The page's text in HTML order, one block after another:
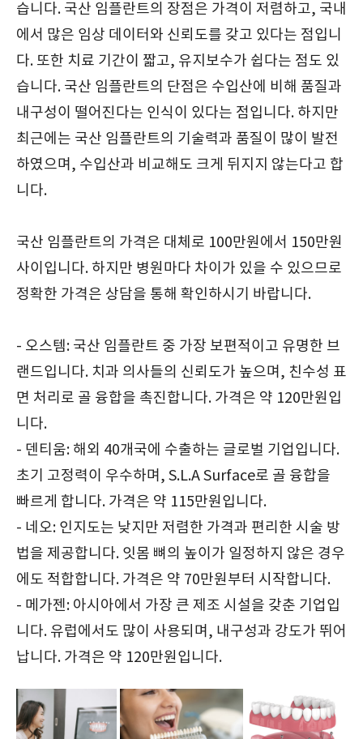
습니다. 국산 임플란트의 장점은 가격이 저렴하고, 국내
에서 많은 임상 데이터와 신뢰도를 갖고 있다는 점입니
다. 또한 치료 기간이 짧고, 유지보수가 쉽다는 점도 있
습니다. 국산 임플란트의 단점은 수입산에 비해 품질과
내구성이 떨어진다는 인식이 있다는 점입니다. 하지만
최근에는 국산 임플란트의 기술력과 품질이 많이 발전
하였으며, 수입산과 비교해도 크게 뒤지지 않는다고 합
니다.
국산 임플란트의 가격은 대체로 100만원에서 150만원
사이입니다. 하지만 병원마다 차이가 있을 수 있으므로
정확한 가격은 상담을 통해 확인하시기 바랍니다.
- 오스템: 국산 임플란트 중 가장 보편적이고 유명한 브
랜드입니다. 치과 의사들의 신뢰도가 높으며, 친수성 표
면 처리로 골 융합을 촉진합니다. 가격은 약 120만원입
니다.
- 덴티움: 해외 40개국에 수출하는 글로벌 기업입니다.
초기 고정력이 우수하며, S.L.A Surface로 골 융합을
빠르게 합니다. 가격은 약 115만원입니다.
- 네오: 인지도는 낮지만 저렴한 가격과 편리한 시술 방
법을 제공합니다. 잇몸 뼈의 높이가 일정하지 않은 경우
에도 적합합니다. 가격은 약 70만원부터 시작합니다.
- 메가젠: 아시아에서 가장 큰 제조 시설을 갖춘 기업입
니다. 유럽에서도 많이 사용되며, 내구성과 강도가 뛰어
납니다. 가격은 약 120만원입니다.